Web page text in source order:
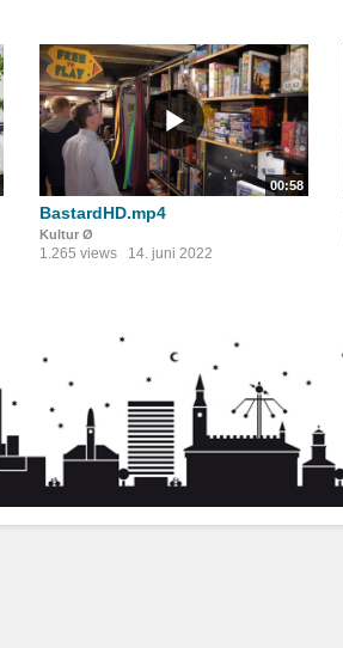
00:58
BastardHD.mp4
Kultur Ø
1.265 views 14. juni 2022